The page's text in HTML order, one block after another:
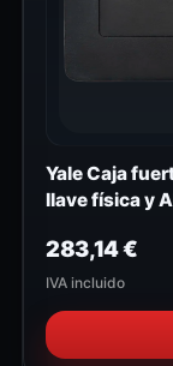
Yale Caja
llave física y
283,14€
IVA incluido